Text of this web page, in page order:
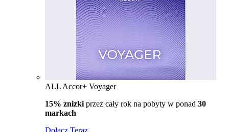
ALL Accor+ Voyager
15% znizki przez cały rok na pobyty w ponad 30
markach
Dołącz Teraz